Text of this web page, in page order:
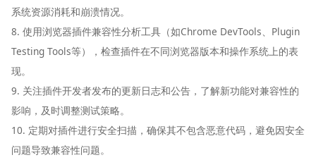
系统资源消耗和崩溃情况。
8. 使用浏览器插件兼容性分析工具（如Chrome DevTools、Plugin
Testing Tools等），检查插件在不同浏览器版本和操作系统上的表
现。
9. 关注插件开发者发布的更新日志和公告，了解新功能对兼容性的
影响，及时调整测试策略。
10. 定期对插件进行安全扫描，确保其不包含恶意代码，避免因安全
问题导致兼容性问题。